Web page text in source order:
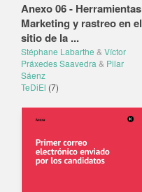
Anexo 06 - Herramientas
Marketing y rastreo en el
sitio de la ...
Stéphane Labarthe & Víctor
Práxedes Saavedra & Pilar
Sáenz
TeDiEl (7)